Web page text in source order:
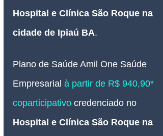
Hospital e Clínica São Roque na
cidade de Ipiaú BA.
Plano de Saúde Amil One Saúde
Empresarial à partir de R$ 940,90*
coparticipativo credenciado no
Hospital e Clínica São Roque na